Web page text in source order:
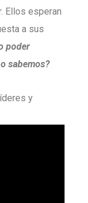
Ellos esperan
a sus
poder
sabemos?
y